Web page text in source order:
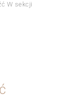
W sekcji